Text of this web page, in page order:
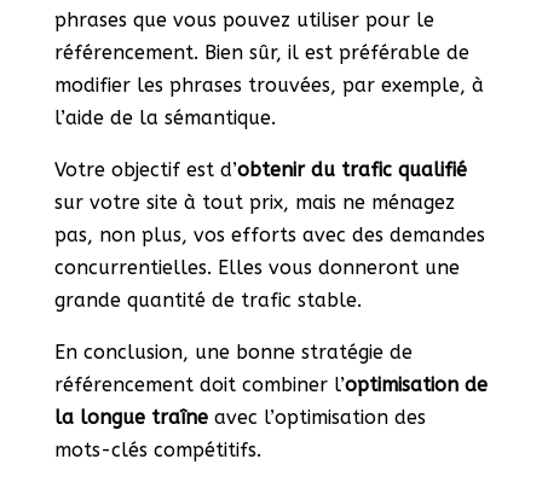
phrases que vous pouvez utiliser pour le
référencement. Bien sûr, il est préférable de
modifier les phrases trouvées, par exemple, à
l’aide de la sémantique.
Votre objectif est d’obtenir du trafic qualifié
sur votre site à tout prix, mais ne ménagez
pas, non plus, vos efforts avec des demandes
concurrentielles. Elles vous donneront une
grande quantité de trafic stable.
En conclusion, une bonne stratégie de
référencement doit combiner l’optimisation de
la longue traîneavec l’optimisation des
mots-clés compétitifs.